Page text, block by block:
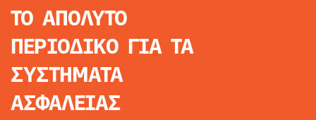
ΤΟ ΑΠΟΛΥΤΟ
ΠΕΡΙΟΔΙΚΟ ΓΙΑ ΤΑ
ΣΥΣΤΗΜΑΤΑ
ΑΣΦΑΛΕΙΑΣ